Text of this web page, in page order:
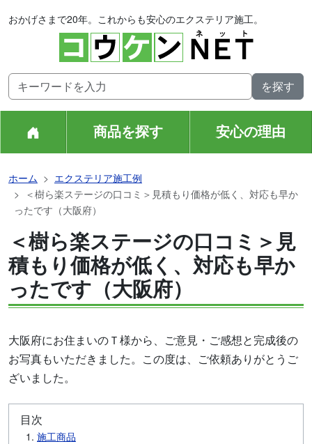
おかげさまで20年。これからも安心のエクステリア施工。
商品を探す 安心の理由
ホーム
エクステリア施工例
＜樹ら楽ステージの口コミ＞見積もり価格が低く、対応も早か
ったです（大阪府）
＜樹ら楽ステージの口コミ＞見
積もり価格が低く、対応も早か
ったです（大阪府）
大阪府にお住まいのＴ様から、ご意見・ご感想と完成後の
お写真もいただきました。この度は、ご依頼ありがとうご
ざいました。
目次
施工商品